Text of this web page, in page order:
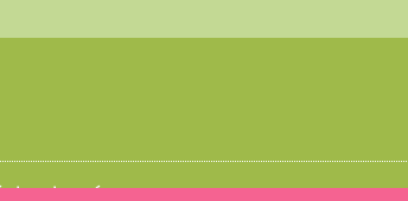
des données